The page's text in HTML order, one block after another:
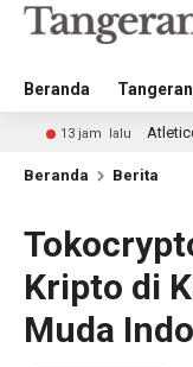
Beranda
Atletico Madrid
Beranda Berita
Kripto di
Muda